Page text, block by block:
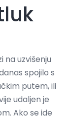
na uzvišenju
spojilo s
putem, ili
udaljen je
Ako se ide